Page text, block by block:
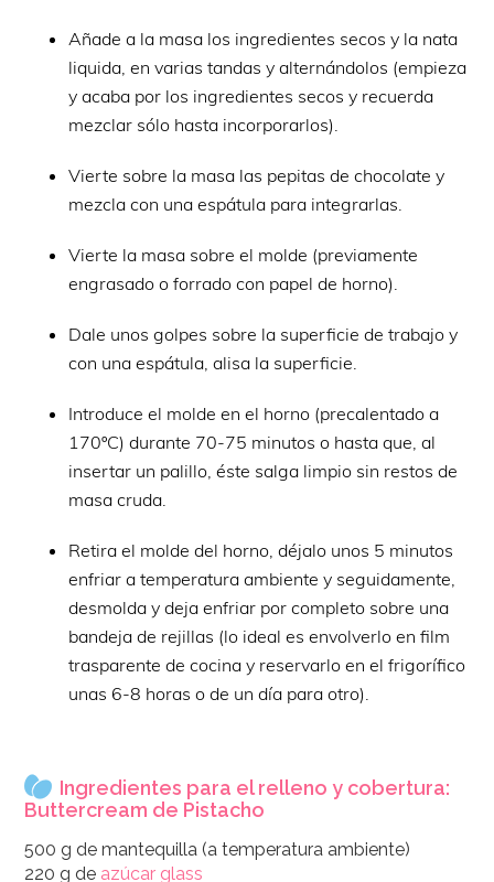
Añade a la masa los ingredientes secos y la nata
liquida, en varias tandas y alternándolos (empieza
y acaba por los ingredientes secos y recuerda
mezclar sólo hasta incorporarlos).
Vierte sobre la masa las pepitas de chocolate y
mezcla con una espátula para integrarlas.
Vierte la masa sobre el molde (previamente
engrasado o forrado con papel de horno).
Dale unos golpes sobre la superficie de trabajo y
con una espátula, alisa la superficie.
Introduce el molde en el horno (precalentado a
170ºC) durante 70-75 minutos o hasta que, al
insertar un palillo, éste salga limpio sin restos de
masa cruda.
Retira el molde del horno, déjalo unos 5 minutos
enfriar a temperatura ambiente y seguidamente,
desmolda y deja enfriar por completo sobre una
bandeja de rejillas (lo ideal es envolverlo en film
trasparente de cocina y reservarlo en el frigorífico
unas 6-8 horas o de un día para otro).
Ingredientes para el relleno y cobertura:
Buttercream de Pistacho
500 g de mantequilla (a temperatura ambiente)
220 g de azúcar glass